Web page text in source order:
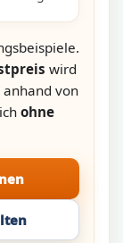
wird
von
ohne